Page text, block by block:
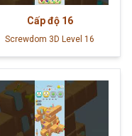
Cấp độ 16
Screwdom 3D Level 16